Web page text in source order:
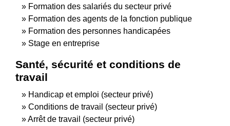
Formation des salariés du secteur privé
Formation des agents de la fonction publique
Formation des personnes handicapées
Stage en entreprise
Santé, sécurité et conditions de
travail
Handicap et emploi (secteur privé)
Conditions de travail (secteur privé)
Arrêt de travail (secteur privé)